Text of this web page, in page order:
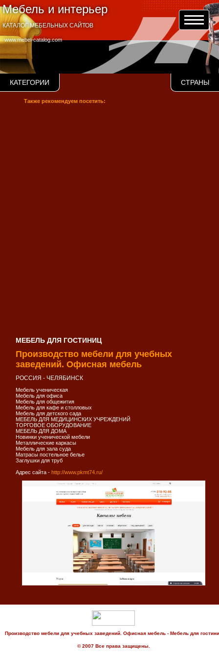
Мебель и интерьер
www.mebel-catalog.com
КАТАЛОГ МЕБЕЛЬНЫХ САЙТОВ
КАТЕГОРИИ СТРАНЫ
Также рекомендуем посетить:
МЕБЕЛЬ ДЛЯ ГОСТИНИЦ
Производство мебели для учебных
заведений. Офисная мебель
РОССИЯ - ЧЕЛЯБИНСК
Мебель ученическая
Мебель для офиса
Мебель для общежития
Мебель для кафе и столловых
Мебель для детского сада
МЕБЕЛЬ ДЛЯ МЕДИЦИНСКИХ УЧРЕЖДЕНИЙ
ТОРГОВОЕ ОБОРУДОВАНИЕ
МЕБЕЛЬ ДЛЯ ДОМА
Новинки ученической мебели
Металлические каркасы
Мебель для зала суда
Матрасы постельное белье
Заглушки для труб
Адрес сайта - http://www.pkmt74.ru/
Производство мебели для учебных заведений. Офисная мебель - Мебель для
© 2007 Все права защищены.